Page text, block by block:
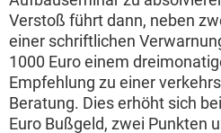
Verstoß führt dann, neben
einer schriftlichen
1000 Euro einem
Empfehlung zu einer
Beratung. Dies erhöht sich
Euro Bußgeld, zwei Punkten